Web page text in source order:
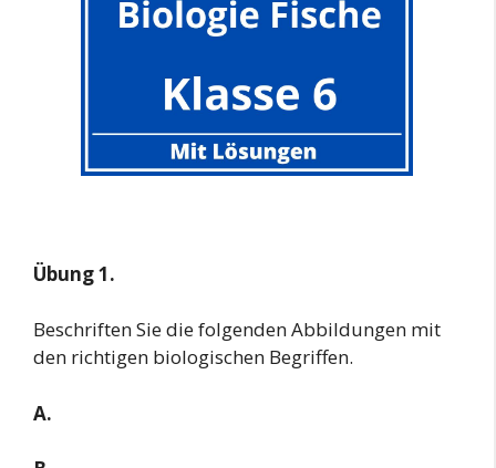
Übung 1.
Beschriften Sie die folgenden Abbildungen mit
den richtigen biologischen Begriffen.
A.